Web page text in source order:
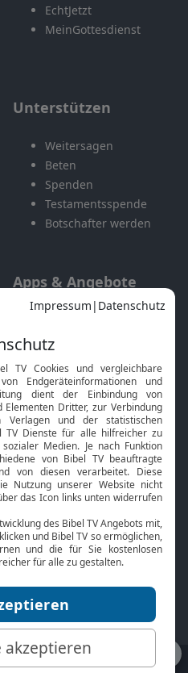
EchtJetzt
MeinGottesdienst
Unterstützen
Weitersagen
Beten
Spenden
Testamentsspende
Botschafter werden
Apps & Angebote
Mobile App
Smart TV
HbbTV
Bibelthek Online-Bibel
Nächster Gottesdienst
Service
Kontakt
TV-Empfang
Datenschutz